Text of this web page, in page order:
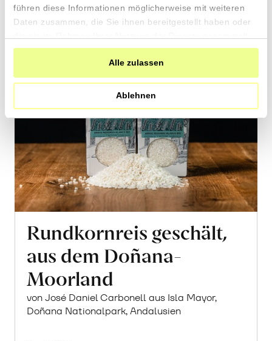
führen diese Informationen möglicherweise mit weiteren
Daten zusammen, die Sie ihnen bereitgestellt haben oder
haben.
Alle zulassen
Ablehnen
Rundkornreis geschält,
aus dem Doñana-
Moorland
von José Daniel Carbonell aus Isla Mayor,
Doñana Nationalpark, Andalusien